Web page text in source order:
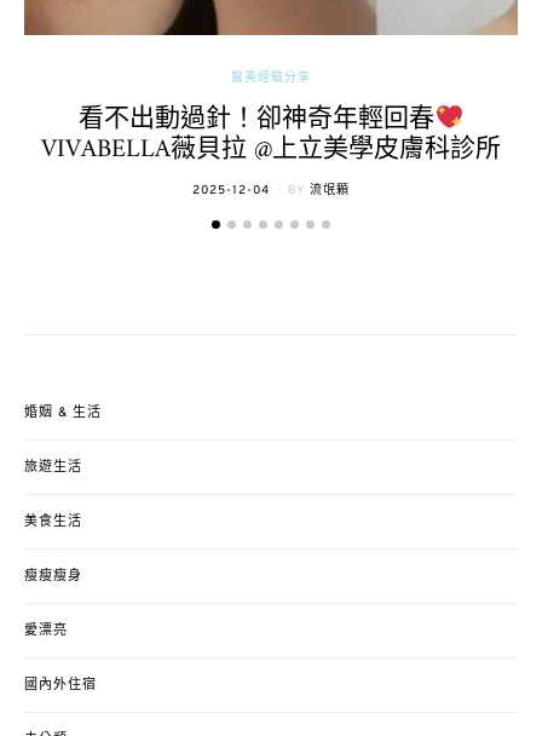
醫美經驗分享
看不出動過針！卻神奇年輕回春
VIVABELLA薇貝拉 @上立美學皮膚科診所
POSTED
2025-12-04 BY 流氓顆
婚姻 & 生活
旅遊生活
美食生活
瘦瘦瘦身
愛漂亮
國內外住宿